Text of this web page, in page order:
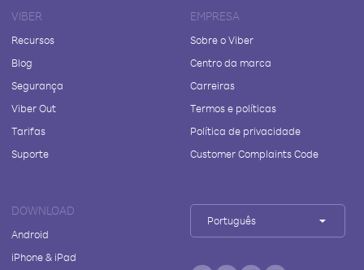
VIBER
Recursos
Blog
Segurança
Viber Out
Tarifas
Suporte
EMPRESA
Sobre o Viber
Centro da marca
Carreiras
Termos e políticas
Política de privacidade
Customer Complaints Code
DOWNLOAD
Android
iPhone & iPad
Português